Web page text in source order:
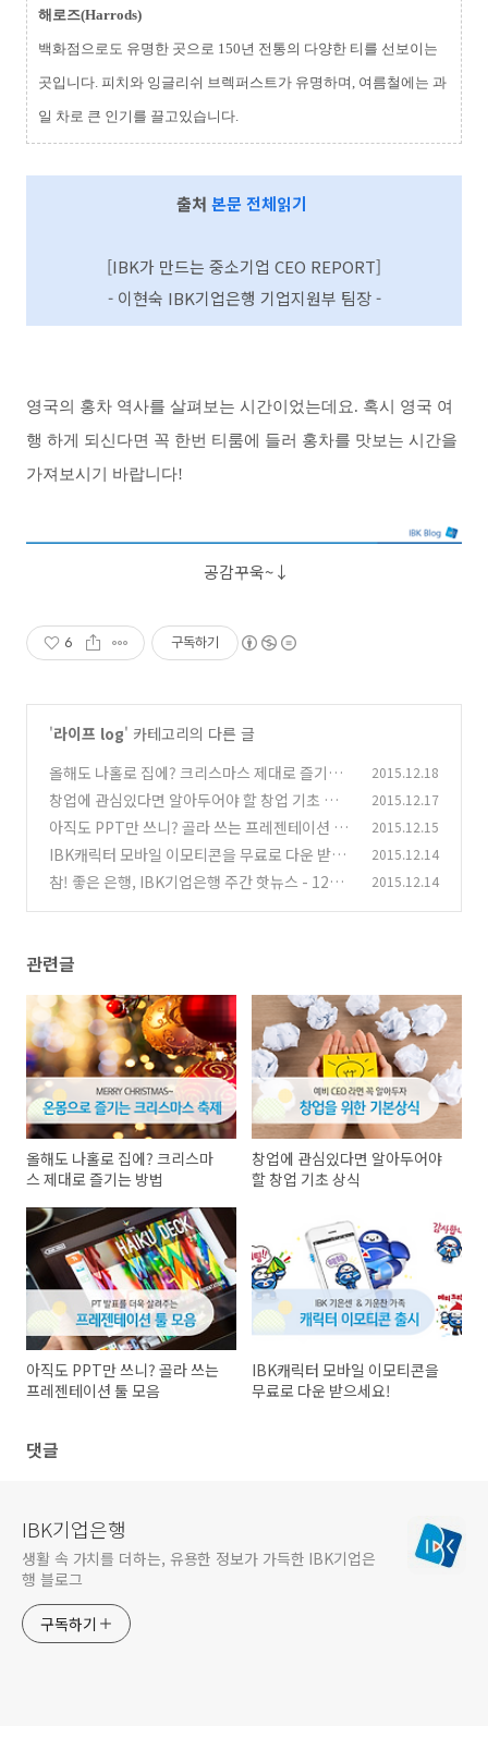
해로즈(Harrods)
백화점으로도 유명한 곳으로 150년 전통의 다양한 티를 선보이는
곳입니다. 피치와 잉글리쉬 브렉퍼스트가 유명하며, 여름철에는 과
일 차로 큰 인기를 끌고있습니다.
출처 본문 전체읽기
[IBK가 만드는 중소기업 CEO REPORT]
- 이현숙 IBK기업은행 기업지원부 팀장 -
영국의 홍차 역사를 살펴보는 시간이었는데요. 혹시 영국 여
행 하게 되신다면 꼭 한번 티룸에 들러 홍차를 맛보는 시간을
가져보시기 바랍니다!
공감꾸욱~↓
6 구독하기
'라이프 log' 카테고리의 다른 글
올해도 나홀로 집에? 크리스마스 제대로 즐기는
방법
(0)
2015.12.18
창업에 관심있다면 알아두어야 할 창업 기초 상식
(0)
2015.12.17
아직도 PPT만 쓰니? 골라 쓰는 프레젠테이션 툴
모음 (0)
2015.12.15
IBK캐릭터 모바일 이모티콘을 무료로 다운 받으
세요! (0)
2015.12.14
참! 좋은 은행, IBK기업은행 주간 핫뉴스 - 12월
2015.12.14
관련글
올해도 나홀로 집에? 크리스마
스 제대로 즐기는 방법
창업에 관심있다면 알아두어야
할 창업 기초 상식
아직도 PPT만 쓰니? 골라 쓰는
프레젠테이션 툴 모음
IBK캐릭터 모바일 이모티콘을
무료로 다운 받으세요!
댓글
IBK기업은행
생활 속 가치를 더하는, 유용한 정보가 가득한 IBK기업은
행 블로그
구독하기